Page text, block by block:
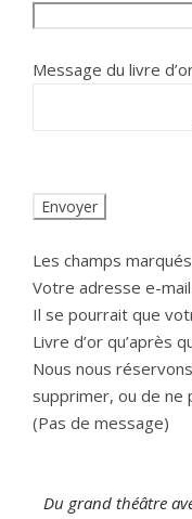
Message du livre
Les champs
Votre adresse e-
Il se pourrait que
Livre d’or qu’après
Nous nous
supprimer, ou de ne
(Pas de message)
Du grand théâtre